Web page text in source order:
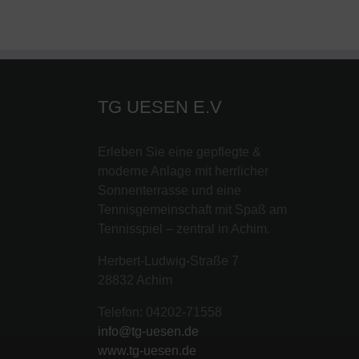
TG UESEN E.V
Erleben Sie eine gepflegte &
moderne Anlage mit herrlicher
Sonnenterrasse und eine
Tennisgemeinschaft mit Spaß am
Tennisspiel – zentral in Achim.
Herbert-Ludwig-Straße 7
28832 Achim
Telefon: 04202-71558
info@tg-uesen.de
www.tg-uesen.de